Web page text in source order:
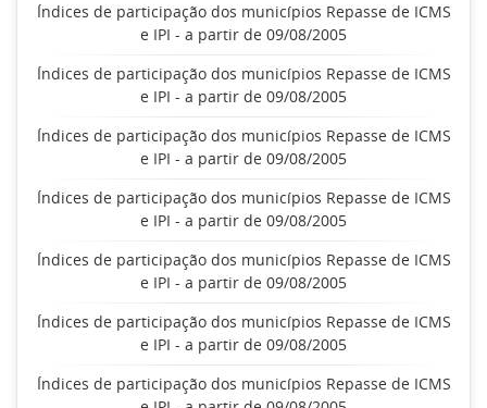
Índices de participação dos municípios Repasse de ICMS
e IPI - a partir de 09/08/2005
Índices de participação dos municípios Repasse de ICMS
e IPI - a partir de 09/08/2005
Índices de participação dos municípios Repasse de ICMS
e IPI - a partir de 09/08/2005
Índices de participação dos municípios Repasse de ICMS
e IPI - a partir de 09/08/2005
Índices de participação dos municípios Repasse de ICMS
e IPI - a partir de 09/08/2005
Índices de participação dos municípios Repasse de ICMS
e IPI - a partir de 09/08/2005
Índices de participação dos municípios Repasse de ICMS